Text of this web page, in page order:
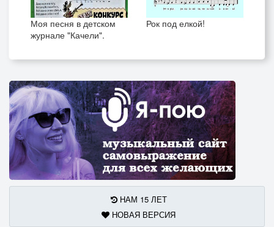
Моя песня в детском
журнале "Качели".
Рок под елкой!
НАМ 15 ЛЕТ
НОВАЯ ВЕРСИЯ